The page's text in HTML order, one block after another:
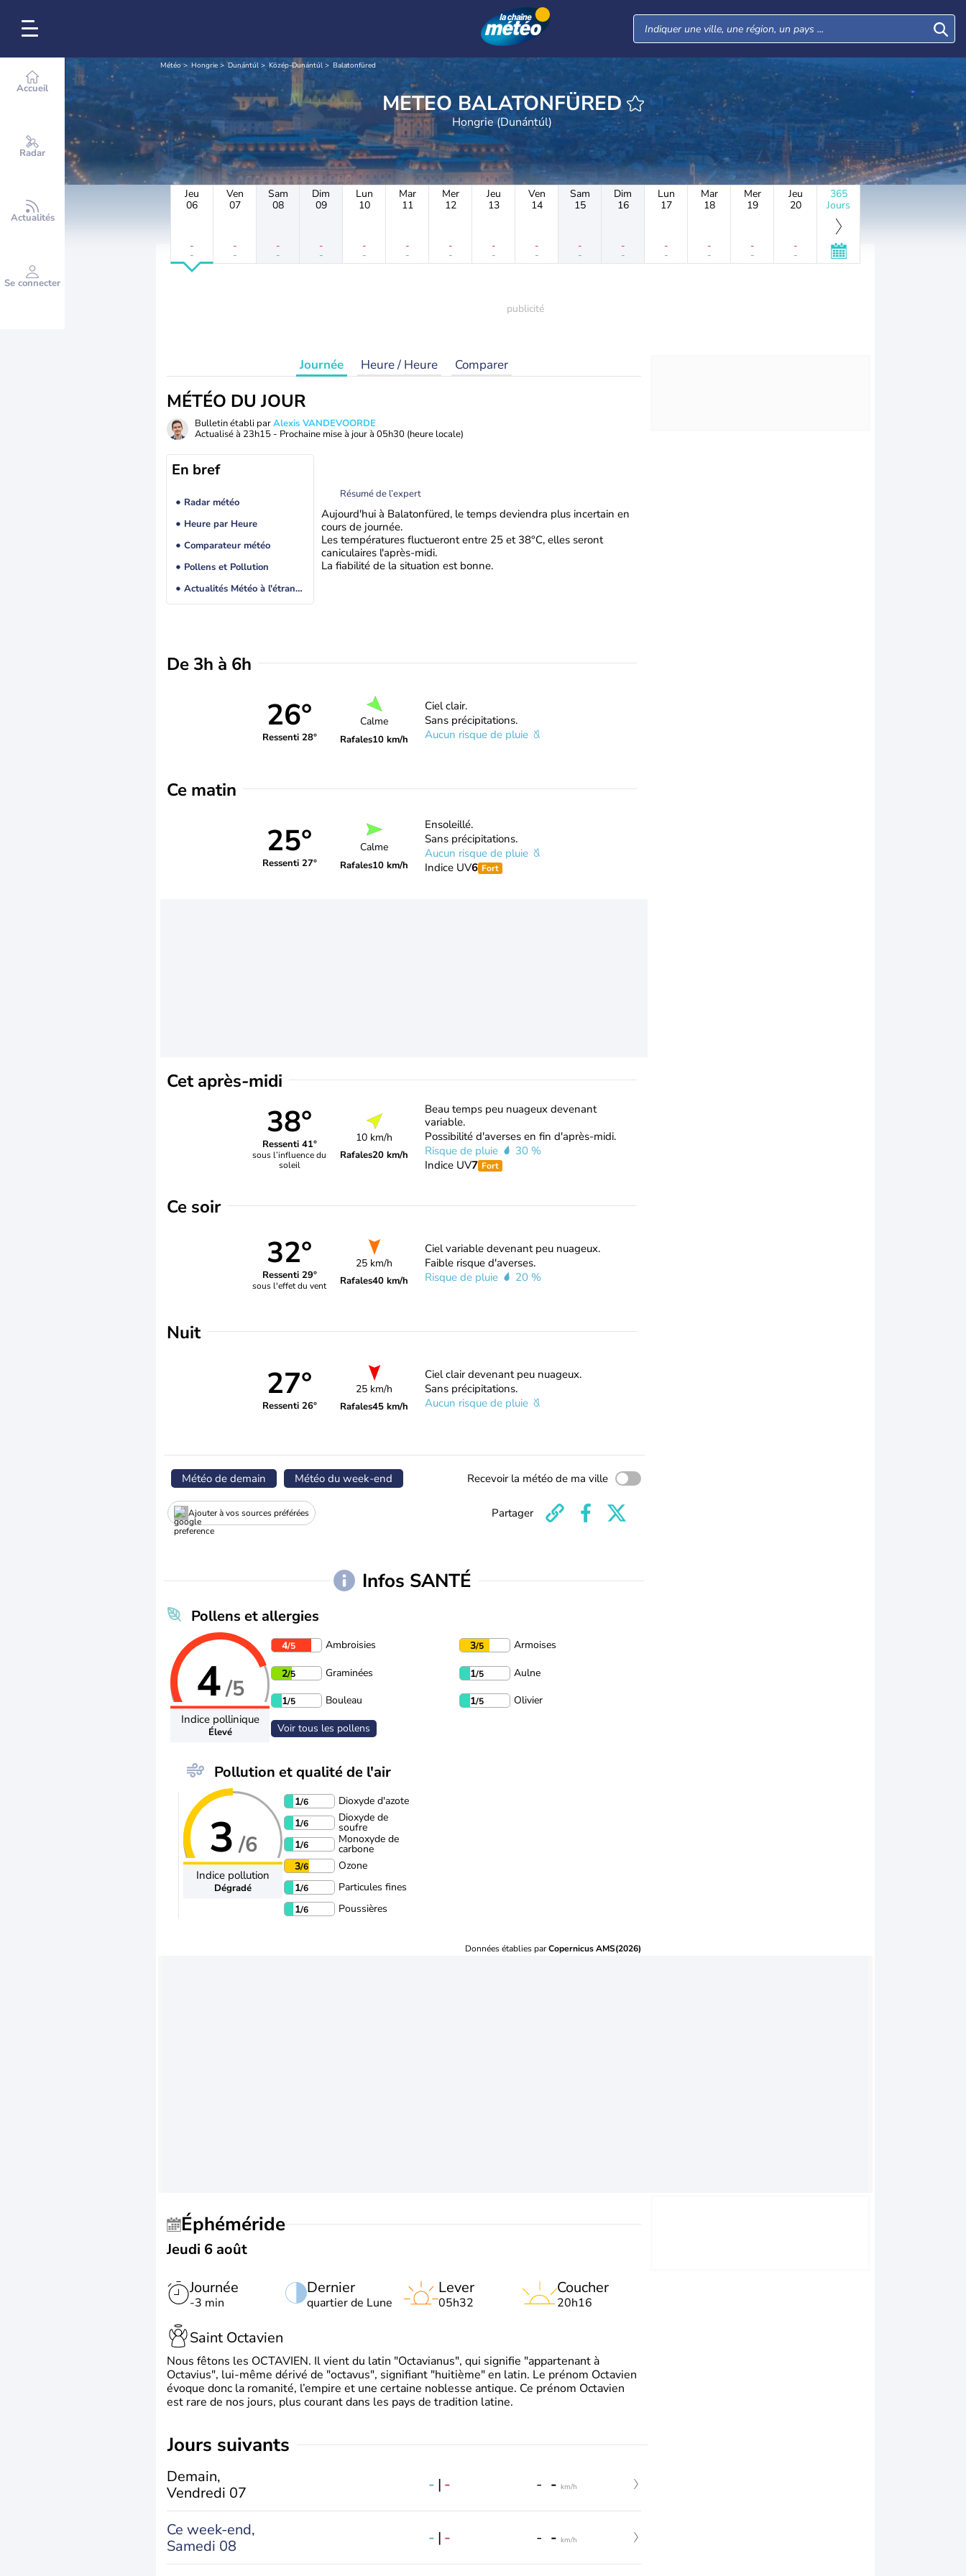
Accueil
Radar
Actualités
Se connecter
Météo Hongrie Dunántúl Közép-Dunántúl Balatonfüred
METEO BALATONFÜRED
Hongrie (Dunántúl)
Jeu
06
-
-
Ven
07
-
-
Sam
08
-
-
Dim
09
-
-
Lun
10
-
-
Mar
11
-
-
Mer
12
-
-
Jeu
13
-
-
Ven
14
-
-
Sam
15
-
-
Dim
16
-
-
Lun
17
-
-
Mar
18
-
-
Mer
19
-
-
Jeu
20
-
-
365
Jours
Journée Heure / Heure Comparer
MÉTÉO DU JOUR
Bulletin établi parAlexis VANDEVOORDE
Actualisé à 23h15 - Prochaine mise à jour à 05h30 (heure locale)
En bref
Radar météo
Heure par Heure
Comparateur météo
Pollens et Pollution
Actualités Météo à l'étranger
Résumé de l’expert
Aujourd'hui à Balatonfüred, le temps deviendra plus incertain en
cours de journée.
Les températures fluctueront entre 25 et 38°C, elles seront
caniculaires l'après-midi.
La fiabilité de la situation est bonne.
De 3h à 6h
26°
Ressenti 28°
Calme
Rafales10 km/h
Ciel clair.
Sans précipitations.
Aucun risque de pluie
Ce matin
25°
Ressenti 27°
Calme
Rafales10 km/h
Ensoleillé.
Sans précipitations.
Aucun risque de pluie
Indice UV6 Fort
Cet après-midi
38°
Ressenti 41°
sous l’influence du
soleil
10 km/h
Rafales20 km/h
Beau temps peu nuageux devenant
variable.
Possibilité d'averses en fin d'après-midi.
Risque de pluie
30 %
Indice UV7 Fort
Ce soir
32°
Ressenti 29°
sous l'effet du vent
25 km/h
Rafales40 km/h
Ciel variable devenant peu nuageux.
Faible risque d'averses.
Risque de pluie
20 %
Nuit
27°
Ressenti 26°
25 km/h
Rafales45 km/h
Ciel clair devenant peu nuageux.
Sans précipitations.
Aucun risque de pluie
Météo de demain Météo du week-end Recevoir la météo de ma ville
Ajouter à vos sources préférées Partager
Infos SANTÉ
Pollens et allergies
4/5
Indice pollinique
Élevé
4/5 Ambroisies 3/5 Armoises
2/5 Graminées 1/5 Aulne
1/5 Bouleau 1/5 Olivier
Voir tous les pollens
Pollution et qualité de l'air
3 /6
Indice pollution
Dégradé
1/6
Dioxyde d'azote
1/6 Dioxyde de
soufre
1/6 Monoxyde de
carbone
3/6
Ozone
1/6
Particules fines
1/6 Poussières
Données établies parCopernicus AMS(2026)
Éphéméride
Jeudi 6 août
Journée
-3 min
Dernier
quartier de Lune
Lever
05h32
Coucher
20h16
Saint Octavien
Nous fêtons les OCTAVIEN. Il vient du latin "Octavianus", qui signifie "appartenant à
Octavius", lui-même dérivé de "octavus", signifiant "huitième" en latin. Le prénom Octavien
évoque donc la romanité, l’empire et une certaine noblesse antique. Ce prénom Octavien
est rare de nos jours, plus courant dans les pays de tradition latine.
jours suivants
Demain,
Vendredi 07
- | - - - km/h
Ce week-end,
Samedi 08
- | - - - km/h